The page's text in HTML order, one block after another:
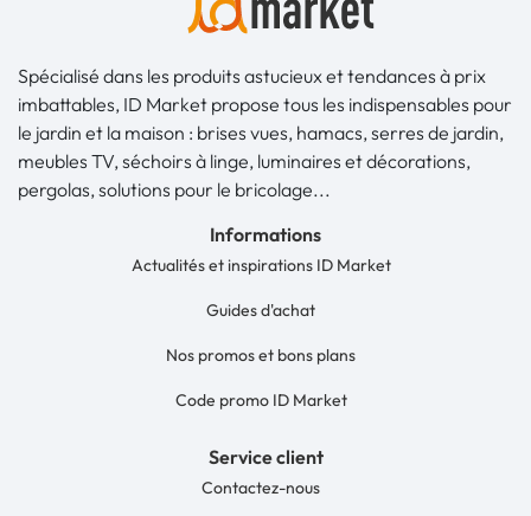
Spécialisé dans les produits astucieux et tendances à prix
imbattables, ID Market propose tous les indispensables pour
le jardin et la maison : brises vues, hamacs, serres de jardin,
meubles TV, séchoirs à linge, luminaires et décorations,
pergolas, solutions pour le bricolage...
Informations
Actualités et inspirations ID Market
Guides d'achat
Nos promos et bons plans
Code promo ID Market
Service client
Contactez-nous